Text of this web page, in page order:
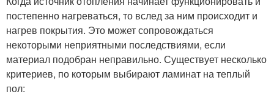
постепенно нагреваться, то вслед за ним происходит и
нагрев покрытия. Это может сопровождаться
некоторыми неприятными последствиями, если
материал подобран неправильно. Существует несколько
критериев, по которым выбирают ламинат на теплый
пол: